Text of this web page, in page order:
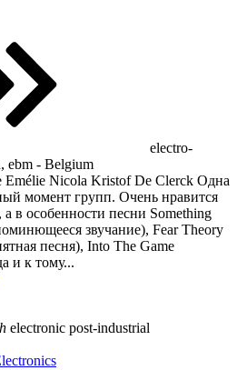
electro-
ebm - Belgium
Emélie Nicola Kristof De Clerck Одна
момент групп. Очень нравится
в особенности песни Something
звучание), Fear Theory
песня), Into The Game
и к тому...
electronic post-industrial